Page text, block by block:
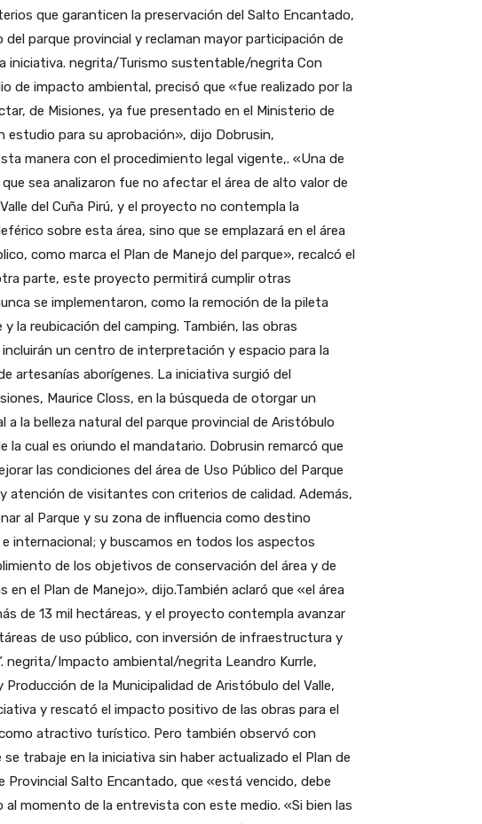
que garanticen la preservación del Salto Encantado,
parque provincial y reclaman mayor participación de
iniciativa. negrita/Turismo sustentable/negrita Con
de impacto ambiental, precisó que «fue realizado por la
de Misiones, ya fue presentado en el Ministerio de
estudio para su aprobación», dijo Dobrusin,
manera con el procedimiento legal vigente,. «Una de
sea analizaron fue no afectar el área de alto valor de
del Cuña Pirú, y el proyecto no contempla la
sobre esta área, sino que se emplazará en el área
como marca el Plan de Manejo del parque», recalcó el
parte, este proyecto permitirá cumplir otras
se implementaron, como la remoción de la pileta
la reubicación del camping. También, las obras
un centro de interpretación y espacio para la
artesanías aborígenes. La iniciativa surgió del
Maurice Closs, en la búsqueda de otorgar un
a la belleza natural del parque provincial de Aristóbulo
la cual es oriundo el mandatario. Dobrusin remarcó que
las condiciones del área de Uso Público del Parque
atención de visitantes con criterios de calidad. Además,
al Parque y su zona de influencia como destino
internacional; y buscamos en todos los aspectos
de los objetivos de conservación del área y de
en el Plan de Manejo», dijo.También aclaró que «el área
de 13 mil hectáreas, y el proyecto contempla avanzar
de uso público, con inversión de infraestructura y
negrita/Impacto ambiental/negrita Leandro Kurrle,
de la Municipalidad de Aristóbulo del Valle,
y rescató el impacto positivo de las obras para el
atractivo turístico. Pero también observó con
se trabaje en la iniciativa sin haber actualizado el Plan de
Provincial Salto Encantado, que «está vencido, debe
al momento de la entrevista con este medio. «Si bien las